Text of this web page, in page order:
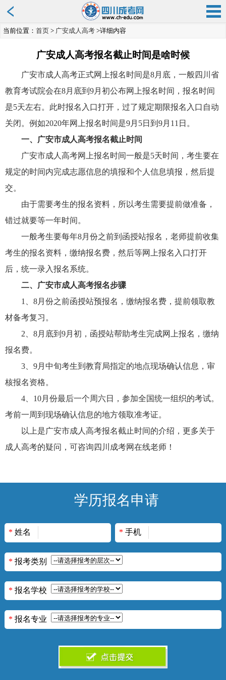
当前位置： 首页 > 广安成人高考 >详细内容
广安成人高考报名截止时间是啥时候
广安市成人高考正式网上报名时间是8月底，一般四川省
教育考试院会在8月底到9月初公布网上报名时间，报名时间
是5天左右。此时报名入口打开，过了规定期限报名入口自动
关闭。例如2020年网上报名时间是9月5日到9月11日。
一、广安市成人高考报名截止时间
广安市成人高考网上报名时间一般是5天时间，考生要在
规定的时间内完成志愿信息的填报和个人信息填报，然后提
交。
由于需要考生的报名资料，所以考生需要提前做准备，
错过就要等一年时间。
一般考生要每年8月份之前到函授站报名，老师提前收集
考生的报名资料，缴纳报名费，然后等网上报名入口打开
后，统一录入报名系统。
二、广安市成人高考报名步骤
1、8月份之前函授站预报名，缴纳报名费，提前领取教
材备考复习。
2、8月底到9月初，函授站帮助考生完成网上报名，缴纳
报名费。
3、9月中旬考生到教育局指定的地点现场确认信息，审
核报名资格。
4、10月份最后一个周六日，参加全国统一组织的考试。
考前一周到现场确认信息的地方领取准考证。
以上是广安市成人高考报名截止时间的介绍， 更多关于
成人高考的疑问，可咨询四川成考网在线老师！
学历报名申请
* 姓名 * 手机
* 报考类别
* 报名学校
* 报名专业